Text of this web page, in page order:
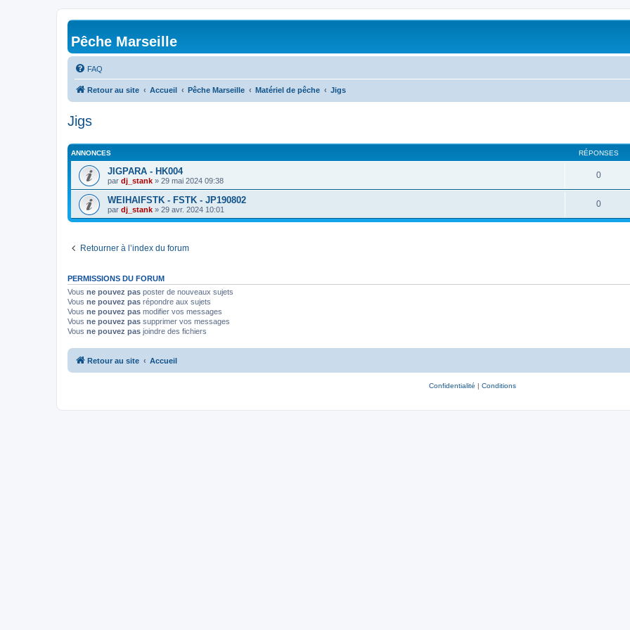
Pêche Marseille
FAQ
Retour au site Accueil Pêche Marseille Matériel de pêche Jigs
Jigs
ANNONCES RÉPONSES
JIGPARA - HK004
par dj_stank » 29 mai 2024 09:38
0
WEIHAIFSTK - FSTK - JP190802
par dj_stank » 29 avr. 2024 10:01
0
Retourner à l’index du forum
PERMISSIONS DU FORUM
Vous ne pouvez pas poster de nouveaux sujets
Vous ne pouvez pas répondre aux sujets
Vous ne pouvez pas modifier vos messages
Vous ne pouvez pas supprimer vos messages
Vous ne pouvez pas joindre des fichiers
Retour au site Accueil
Confidentialité | Conditions